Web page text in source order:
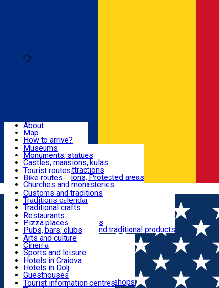
Română
Attractions
Routes
Customs, Traditions
Food & Drinks
Leisure & Fun
Accommodation
Useful
About
Map
How to arrive?
Recommendations
Tourist attractions
News
Museums
Monuments, statues
Castles, mansions, kulas
Architectural attractions
Natural attractions, Protected areas
Churches and monasteries
Archaeological sites
Parks and gardens
Tourist routes
Bike routes
Customs and traditions
Traditions calendar
Traditional crafts
Traditional cuisine
Wineries and vineyards
Local manufacturers and traditional products
Restaurants
Pizza places
Pubs, bars, clubs
Cafes and teahouses
Sweets and ice cream
Fast-food
Arts and culture
Cinema
Sports and leisure
Horse riding
Swimming pools
Zoo
Shopping, souvenirs, bookshops
Hotels in Craiova
Hotels in Dolj
Guesthouses
Villas
Tourist information centres